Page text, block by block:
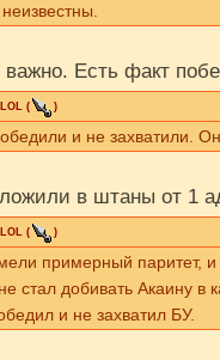
Есть факт
( )
и не захватили.
в штаны от 1
( )
примерный паритет,
стал добивать Акаину в
и не захватил БУ.